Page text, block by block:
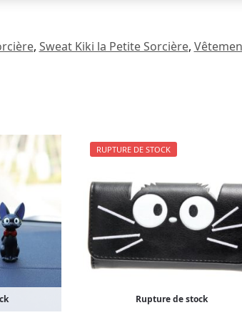
, Sweat Kiki la Petite Sorcière,
RUPTURE DE STOCK
Rupture de stock